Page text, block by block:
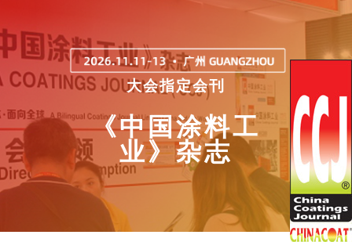
大会指定会刊
《中国涂料工
业》杂志